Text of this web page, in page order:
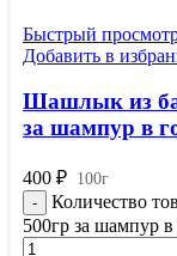
Быстрый
Добавить в
Шашлык из
за шампур в
400 ₽ 100г
Количество
500гр за шампур